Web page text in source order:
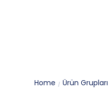
Home / Ürün Grupları